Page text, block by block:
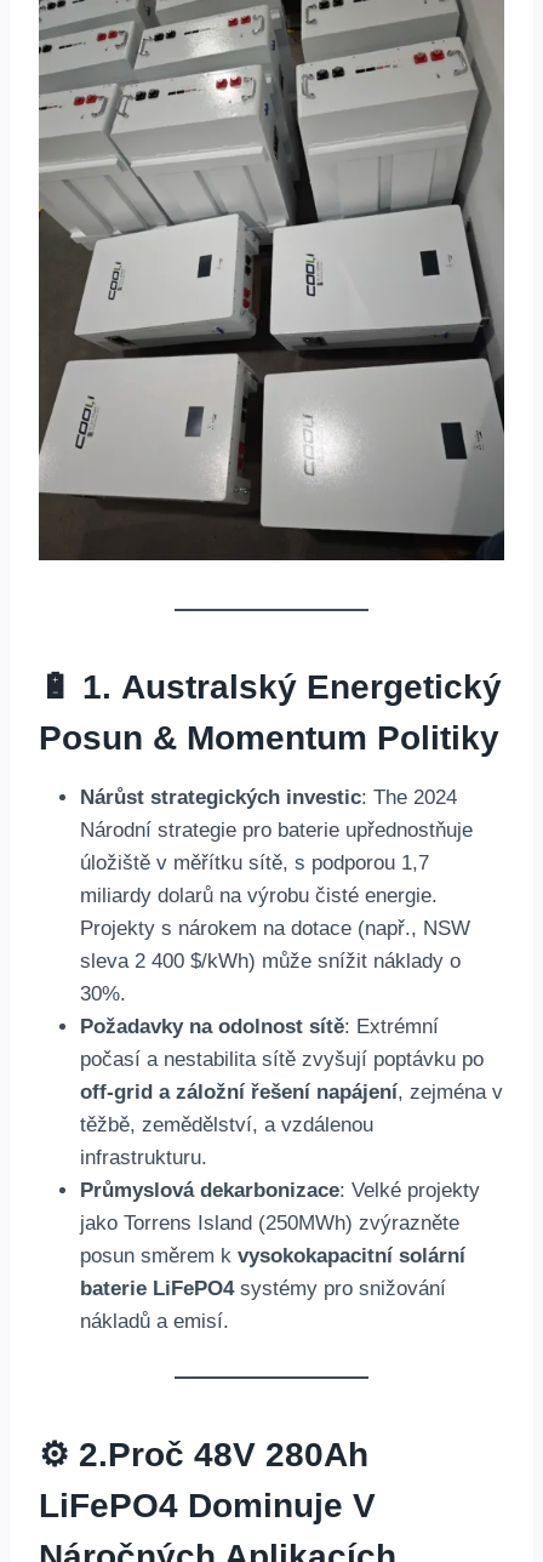
🔋 1. Australský Energetický
Posun & Momentum Politiky
Nárůst strategických investic: The 2024
Národní strategie pro baterie upřednostňuje
úložiště v měřítku sítě, s podporou 1,7
miliardy dolarů na výrobu čisté energie.
Projekty s nárokem na dotace (např., NSW
sleva 2 400 $/kWh) může snížit náklady o
30%.
Požadavky na odolnost sítě: Extrémní
počasí a nestabilita sítě zvyšují poptávku po
off-grid a záložní řešení napájení, zejména v
těžbě, zemědělství, a vzdálenou
infrastrukturu.
Průmyslová dekarbonizace: Velké projekty
jako Torrens Island (250MWh) zvýrazněte
posun směrem k vysokokapacitní solární
baterie LiFePO4systémy pro snižování
nákladů a emisí.
⚙️ 2.Proč 48V 280Ah
LiFePO4 Dominuje V